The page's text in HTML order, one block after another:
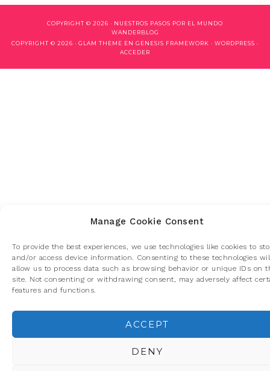
Manage Cookie Consent
To provide the best experiences, we use technologies like cookies to
and/or access device information. Consenting to these technologies
allow us to process data such as browsing behavior or unique IDs on
site. Not consenting or withdrawing consent, may adversely affect
features and functions.
ACCEPT
DENY
COPYRIGHT © 2026 · NUESTROS PASOS POR EL MUNDO
WANDERBLOG
COPYRIGHT © 2026 · GLAM THEME EN GENESIS FRAMEWORK · WORDPRESS ·
ACCEDER